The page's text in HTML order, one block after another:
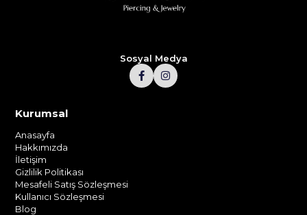
Sosyal Medya
Kurumsal
Anasayfa
Hakkımızda
İletişim
Gizlilik Politikası
Mesafeli Satış Sözleşmesi
Kullanıcı Sözleşmesi
Blog